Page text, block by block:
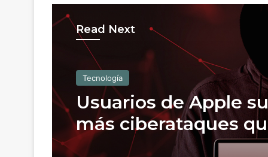
Read Next
Tecnología
Usuarios de Apple
más ciberataques
de Microsoft